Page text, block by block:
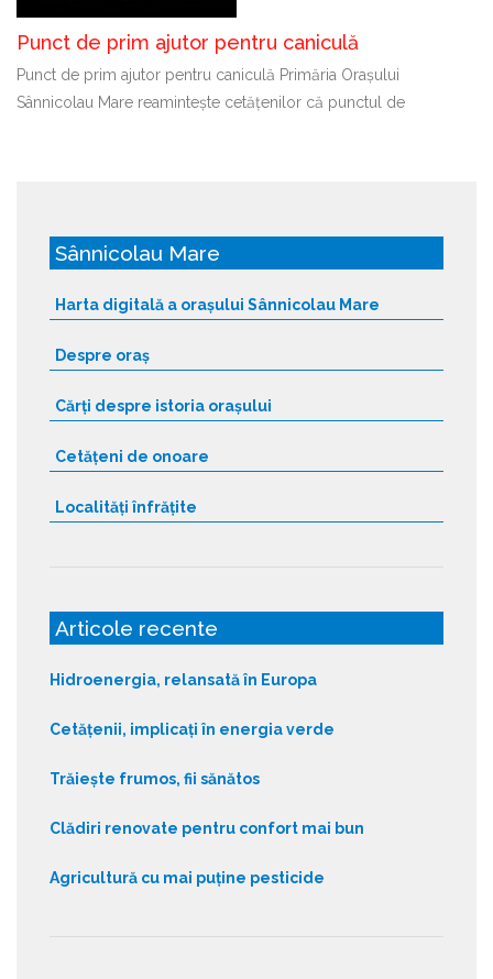
Punct de prim ajutor pentru caniculă
Punct de prim ajutor pentru caniculă Primăria Orașului
Sânnicolau Mare reamintește cetățenilor că punctul de
Sânnicolau Mare
Harta digitală a orașului Sânnicolau Mare
Despre oraș
Cărți despre istoria orașului
Cetățeni de onoare
Localități înfrățite
Articole recente
Hidroenergia, relansată în Europa
Cetățenii, implicați în energia verde
Trăiește frumos, fii sănătos
Clădiri renovate pentru confort mai bun
Agricultură cu mai puține pesticide